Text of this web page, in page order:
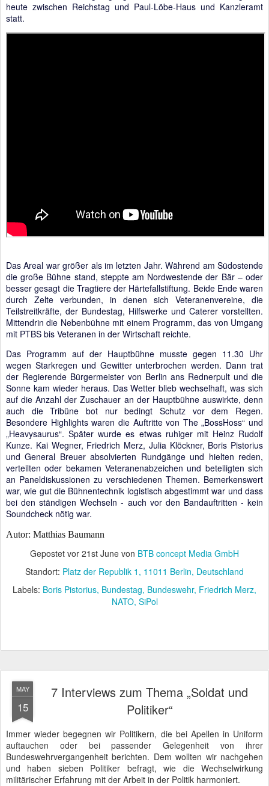
heute zwischen Reichstag und Paul-Löbe-Haus und Kanzleramt
statt.
Das Areal war größer als im letzten Jahr. Während am Südostende
die große Bühne stand, steppte am Nordwestende der Bär – oder
besser gesagt die Tragtiere der Härtefallstiftung. Beide Ende waren
durch Zelte verbunden, in denen sich Veteranenvereine, die
Teilstreitkräfte, der Bundestag, Hilfswerke und Caterer vorstellten.
Mittendrin die Nebenbühne mit einem Programm, das von Umgang
mit PTBS bis Veteranen in der Wirtschaft reichte.
Das Programm auf der Hauptbühne musste gegen 11.30 Uhr
wegen Starkregen und Gewitter unterbrochen werden. Dann trat
der Regierende Bürgermeister von Berlin ans Rednerpult und die
Sonne kam wieder heraus. Das Wetter blieb wechselhaft, was sich
auf die Anzahl der Zuschauer an der Hauptbühne auswirkte, denn
auch die Tribüne bot nur bedingt Schutz vor dem Regen.
Besondere Highlights waren die Auftritte von The „BossHoss“ und
„Heavysaurus“. Später wurde es etwas ruhiger mit Heinz Rudolf
Kunze. Kai Wegner, Friedrich Merz, Julia Klöckner, Boris Pistorius
und General Breuer absolvierten Rundgänge und hielten reden,
verteilten oder bekamen Veteranenabzeichen und beteiligten sich
an Paneldiskussionen zu verschiedenen Themen. Bemerkenswert
war, wie gut die Bühnentechnik logistisch abgestimmt war und dass
bei den ständigen Wechseln - auch vor den Bandauftritten - kein
Soundcheck nötig war.
Autor: Matthias Baumann
Gepostet vor 21st June von BTB concept Media GmbH
Standort: Platz der Republik 1, 11011 Berlin, Deutschland
Labels: Boris Pistorius Bundestag Bundeswehr Friedrich Merz
NATO SiPol
MAY
15
7 Interviews zum Thema „Soldat und
Politiker“
Immer wieder begegnen wir Politikern, die bei Apellen in Uniform
auftauchen oder bei passender Gelegenheit von ihrer
Bundeswehrvergangenheit berichten. Dem wollten wir nachgehen
und haben sieben Politiker befragt,wie die Wechselwirkung
militärischer Erfahrung mit der Arbeit in der Politik harmoniert.